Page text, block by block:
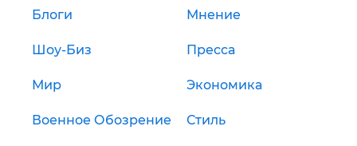
Блоги Мнение
Шоу-Биз Пресса
Мир Экономика
Военное Обозрение Стиль